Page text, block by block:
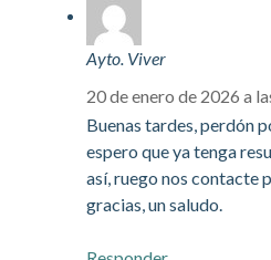
Ayto. Viver
20 de enero de 2026 a
Buenas tardes, perdón
espero que ya tenga
así, ruego nos contacte
gracias, un saludo.